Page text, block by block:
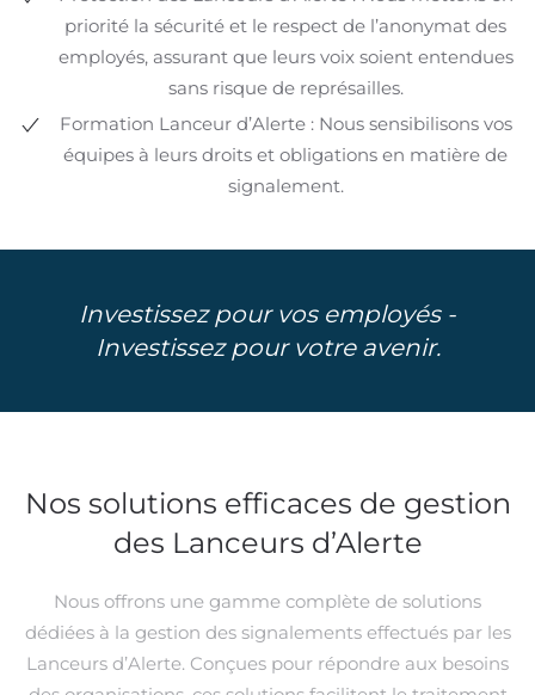
priorité la sécurité et le respect de l’anonymat des
employés, assurant que leurs voix soient entendues
sans risque de représailles.
Formation Lanceur d’Alerte : Nous sensibilisons vos
équipes à leurs droits et obligations en matière de
signalement.
Investissez pour vos employés -
Investissez pour votre avenir.
Nos solutions efficaces de gestion
des Lanceurs d’Alerte
Nous offrons une gamme complète de solutions
dédiées à la gestion des signalements effectués par les
Lanceurs d’Alerte. Conçues pour répondre aux besoins